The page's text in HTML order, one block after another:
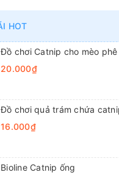
HOT
Đồ chơi Catnip cho mèo phê
20.000₫
Đồ chơi quả trám chứa
16.000₫
Bioline Catnip ống